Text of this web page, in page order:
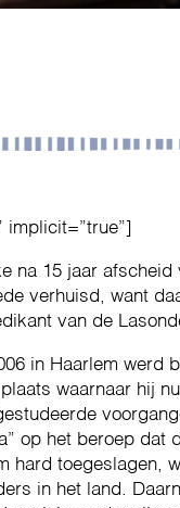
implicit=”true”]
na 15 jaar afscheid
verhuisd, want
van de
in Haarlem werd
waarnaar hij
op het beroep dat
hard toegeslagen,
in het land.